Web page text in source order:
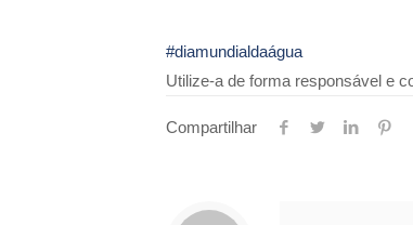
#diamundialdaágua
Utilize-a de forma responsável e
Compartilhar